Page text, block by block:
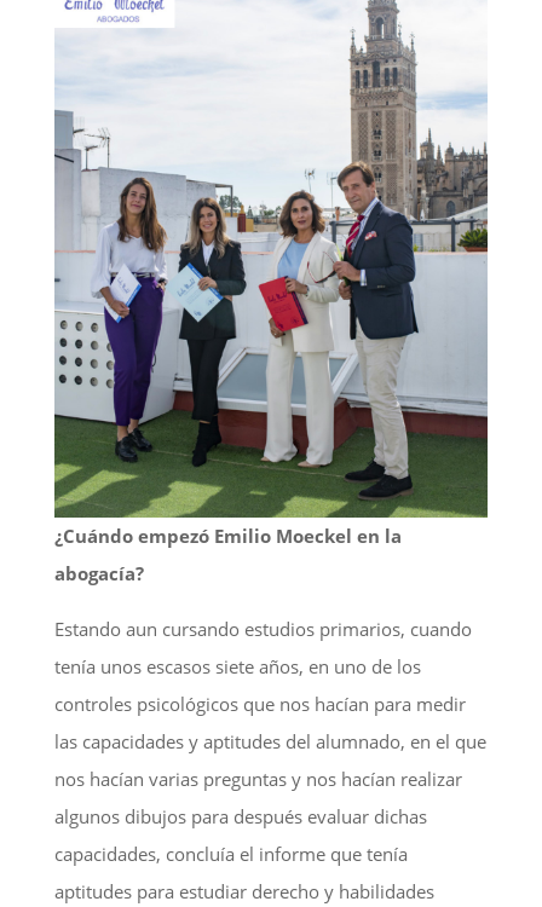
¿Cuándo empezó Emilio Moeckel en la
abogacía?
Estando aun cursando estudios primarios, cuando
tenía unos escasos siete años, en uno de los
controles psicológicos que nos hacían para medir
las capacidades y aptitudes del alumnado, en el que
nos hacían varias preguntas y nos hacían realizar
algunos dibujos para después evaluar dichas
capacidades, concluía el informe que tenía
aptitudes para estudiar derecho y habilidades